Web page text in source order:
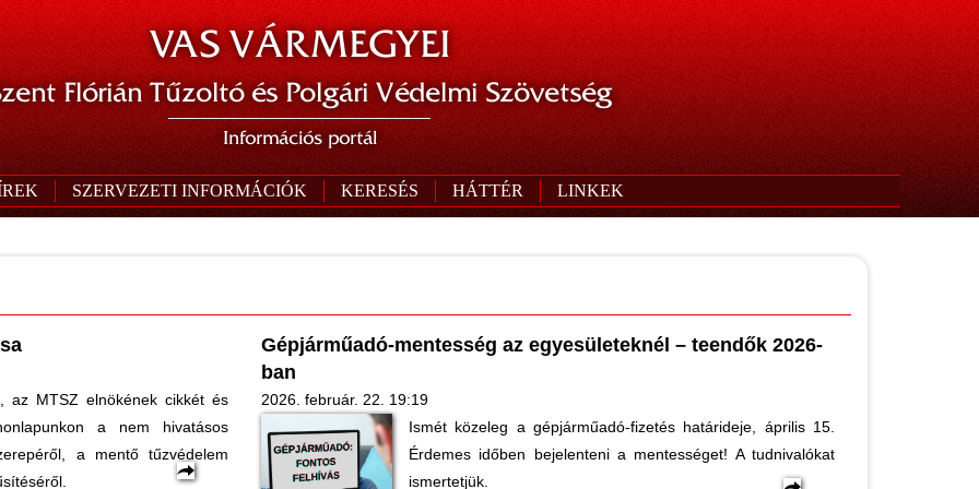
VAS VÁRMEGYEI
Flórián Tűzoltó és Polgári Védelmi Szövetség
Információs portál
SZERVEZETI INFORMÁCIÓK KERESÉS HÁTTÉR LINKEK
az MTSZ elnökének cikkét és
a nem hivatásos
a mentő tűzvédelem
Gépjárműadó-mentesség az egyesületeknél – teendők 2026-
ban
2026. február. 22. 19:19
Ismét közeleg a gépjárműadó-fizetés határideje, április 15.
Érdemes időben bejelenteni a mentességet! A tudnivalókat
ismertetjük.